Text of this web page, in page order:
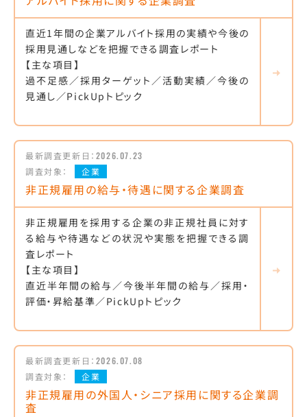
直近1年間の企業アルバイト採用の実績や今後の
採用見通しなどを把握できる調査レポート
【主な項目】
過不足感／採用ターゲット／活動実績／今後の
見通し／PickUpトピック
最新調査更新日： 2026.07.23
調査対象：
企業
非正規雇用の給与・待遇に関する企業調査
非正規雇用を採用する企業の非正規社員に対す
る給与や待遇などの状況や実態を把握できる調
査レポート
【主な項目】
直近半年間の給与／今後半年間の給与／採用・
評価・昇給基準／PickUpトピック
最新調査更新日： 2026.07.08
調査対象：
企業
非正規雇用の外国人・シニア採用に関する企業調
査